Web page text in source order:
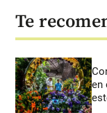
Te
en